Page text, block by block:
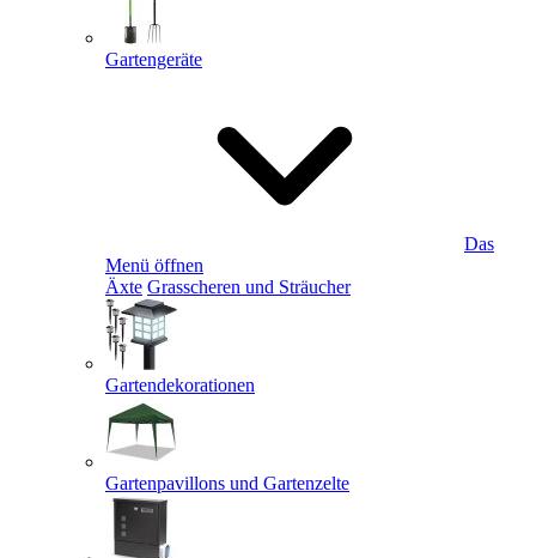
Gartengeräte
Das
Menü öffnen
Äxte Grasscheren und Sträucher
Gartendekorationen
Gartenpavillons und Gartenzelte